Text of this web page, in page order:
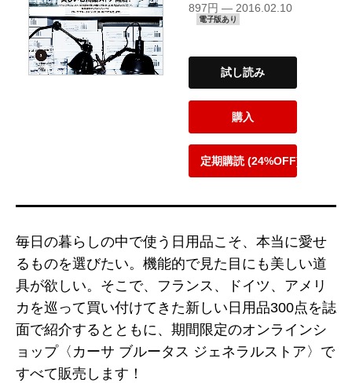
897円 — 2016.02.10
電子版あり
試し読み
購入
定期購読 (24%OFF)
毎日の暮らしの中で使う日用品こそ、本当に愛せ
るものを選びたい。機能的で見た目にも美しい道
具が欲しい。そこで、フランス、ドイツ、アメリ
カを巡って買い付けてきた新しい日用品300点を誌
面で紹介するとともに、期間限定のオンラインシ
ョップ〈カーサ ブルータス ジェネラルストア〉で
すべて販売します！